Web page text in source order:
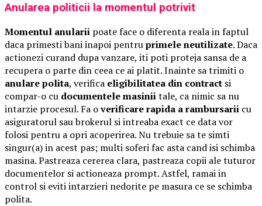
Anularea politicii la momentul potrivit
Momentul anularii poate face o diferenta reala in faptul
daca primesti bani inapoi pentruprimele neutilizate. Daca
actionezi curand dupa vanzare, iti poti proteja sansa de a
recupera o parte din ceea ce ai platit. Inainte sa trimiti o
anulare polita, verifica eligibilitatea din contract si
compar-o cu documentele masiniitale, ca nimic sa nu
intarzie procesul. Fa overificare rapida a rambursarii cu
asiguratorul sau brokerul si intreaba exact ce data vor
folosi pentru a opri acoperirea. Nu trebuie sa te simti
singur(a) in acest pas; multi soferi fac asta cand isi schimba
masina. Pastreaza cererea clara, pastreaza copii ale tuturor
documentelor si actioneaza prompt. Astfel, ramai in
control si eviti intarzieri nedorite pe masura ce se schimba
polita.